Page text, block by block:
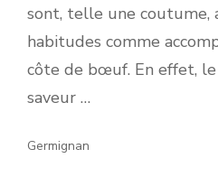
sont, telle une coutume,
habitudes comme
côte de bœuf. En effet, le
saveur …
Germignan